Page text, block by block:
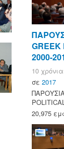
GREEK
2000-
10
σε 2017
20,975